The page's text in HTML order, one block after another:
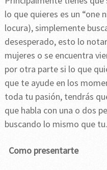
lo que quieres es un “one
locura), simplemente
desesperado, esto lo
mujeres o se encuentra
por otra parte si lo que
que te ayude en los
toda tu pasión, tendrás
que habla con una o dos
buscando lo mismo que tu.
Como presentarte